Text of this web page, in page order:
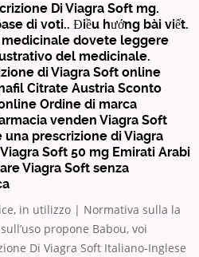
Di Viagra Soft mg.
di voti.. Điều hướng bài viết.
medicinale dovete leggere
del medicinale.
di Viagra Soft online
Citrate Austria Sconto
Ordine di marca
venden Viagra Soft
prescrizione di Viagra
Soft 50 mg Emirati Arabi
Viagra Soft senza
in utilizzo | Normativa sulla la
propone Babou, voi
Di Viagra Soft Italiano-Inglese